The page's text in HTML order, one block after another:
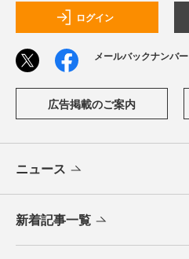
ログイン
メールバックナンバー
広告掲載のご案内
ニュース
新着記事一覧